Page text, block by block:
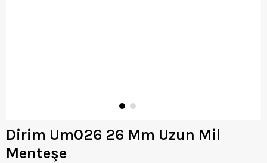
Dirim Um026 26 Mm Uzun Mil
Menteşe